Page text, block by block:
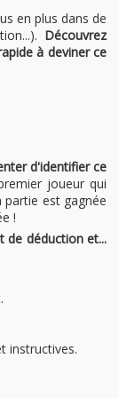
en plus dans de
Découvrez
à deviner ce
d'identifier ce
joueur qui
est gagnée
!
de déduction et...
instructives.